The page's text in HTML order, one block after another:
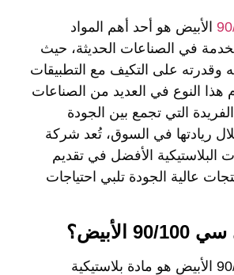
الأبيض هو أحد أهم المواد
في الصناعات الحديثة، حيث
وقدرته على التكيف مع التطبيقات
هذا النوع في العديد من الصناعات
التي تجمع بين الجودة
ريادتها في السوق، تُعد شركة
البلاستيكية الأفضل في تقديم
عالية الجودة تلبي احتياجات
بي في سي 90/100 الأبيض هو مادة بلاستيكية